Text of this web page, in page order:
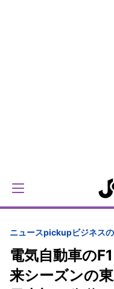
ニュースpickupビジネス
電気自動車の
来シーズンの